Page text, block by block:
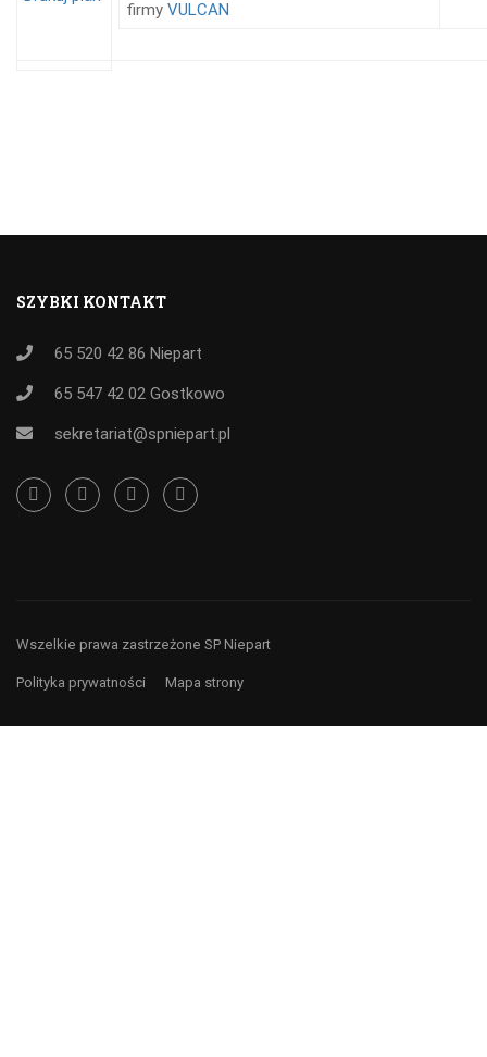
firmy VULCAN
SZYBKI KONTAKT
65 520 42 86 Niepart
65 547 42 02 Gostkowo
sekretariat@spniepart.pl
Wszelkie prawa zastrzeżone SP Niepart
Polityka prywatności Mapa strony